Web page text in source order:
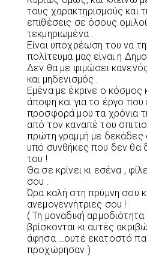
τους χαρακτηρισμούς και
επιθέσεις σε όσους
τεκμηριωμένα .
Είναι υποχρέωση του να
πολίτευμα μας είναι η
Δεν θα με φιμώσει
και μηδενισμός .
Εμένα με έκρινε ο κόσμος
άποψη και για το έργο που
προσφορά μου τα χρόνια
από τον καναπέ του
πρώτη γραμμή με δεκάδες
υπό συνθήκες που δεν θα
του !
Θα σε κρίνει κι εσένα ,
σου .
Ώρα καλή στη πρύμνη σου
ανεμογεννήτριες σου !
( Τη μοναδική
βρίσκονται κι αυτές
άφησα …ουτέ εκατοστό
προχώρησαν )